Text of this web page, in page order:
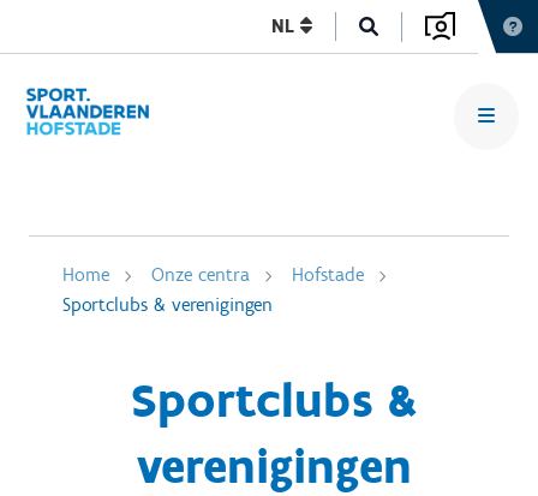
NL
Home Onze centra
Hofstade
Sportclubs & verenigingen
Sportclubs &
verenigingen